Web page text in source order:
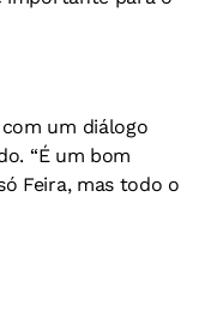
com um diálogo
“É um bom
Feira, mas todo o